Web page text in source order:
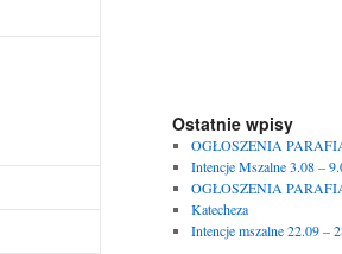
Ostatnie wpisy
OGŁOSZENIA
Intencje Mszalne 3.08 –
OGŁOSZENIA
Katecheza
Intencje mszalne 22.09 –